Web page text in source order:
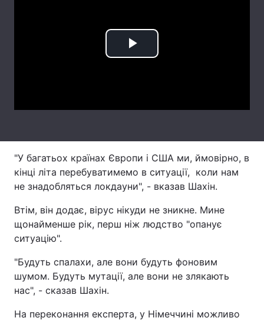
Думки
Вакансії
Послуги
Тема оформлення
Play
"У багатьох країнах Європи і США ми, ймовірно, в
кінці літа перебуватимемо в ситуації, коли нам
не знадобляться локдауни", - вказав Шахін.
Втім, він додає, вірус нікуди не зникне. Мине
щонайменше рік, перш ніж людство "опанує
ситуацію".
"Будуть спалахи, але вони будуть фоновим
шумом. Будуть мутації, але вони не злякають
нас", - сказав Шахін.
На переконання експерта, у Німеччині можливо